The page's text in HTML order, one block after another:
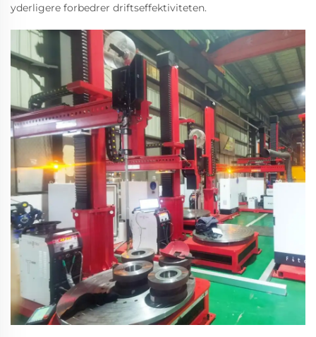
yderligere forbedrer driftseffektiviteten.